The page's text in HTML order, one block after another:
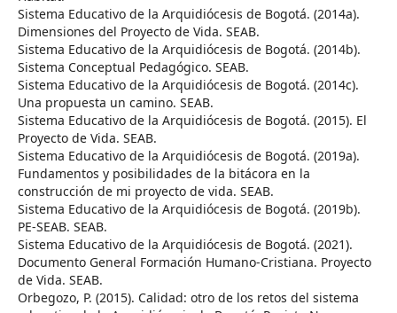
Sistema Educativo de la Arquidiócesis de Bogotá. (2014a).
Dimensiones del Proyecto de Vida. SEAB.
Sistema Educativo de la Arquidiócesis de Bogotá. (2014b).
Sistema Conceptual Pedagógico. SEAB.
Sistema Educativo de la Arquidiócesis de Bogotá. (2014c).
Una propuesta un camino. SEAB.
Sistema Educativo de la Arquidiócesis de Bogotá. (2015). El
Proyecto de Vida. SEAB.
Sistema Educativo de la Arquidiócesis de Bogotá. (2019a).
Fundamentos y posibilidades de la bitácora en la
construcción de mi proyecto de vida. SEAB.
Sistema Educativo de la Arquidiócesis de Bogotá. (2019b).
PE-SEAB. SEAB.
Sistema Educativo de la Arquidiócesis de Bogotá. (2021).
Documento General Formación Humano-Cristiana. Proyecto
de Vida. SEAB.
Orbegozo, P. (2015). Calidad: otro de los retos del sistema